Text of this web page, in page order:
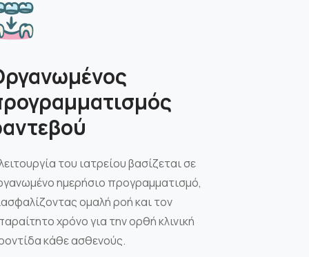
του ιατρείου βασίζεται σε
ημερήσιο προγραμματισμό,
ομαλή ροή και τον
χρόνο για την ορθή κλινική
κάθε ασθενούς.